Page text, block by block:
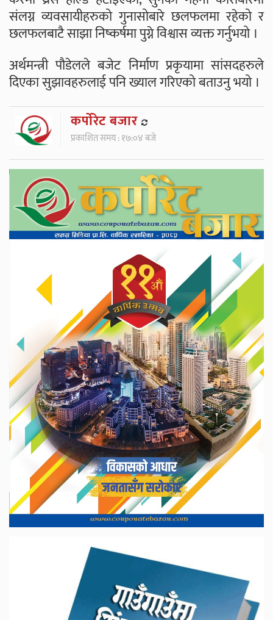
संलग्न व्यवसायीहरुको गुनासोबारे छलफलमा रहेको र
छलफलबाटै साझा निष्कर्षमा पुग्ने विश्वास व्यक्त गर्नुभयो ।
अर्थमन्त्री पौडेलले बजेट निर्माण प्रकृयामा सांसदहरुले
दिएका सुझावहरुलाई पनि ख्याल गरिएको बताउनु भयो ।
कर्पाेरेट बजार
प्रकाशित समय : १७:०४ बजे